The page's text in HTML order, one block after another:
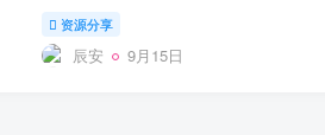
资源分享
辰安 9月15日